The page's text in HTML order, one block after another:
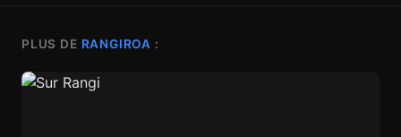
PLUS DE RANGIROA :